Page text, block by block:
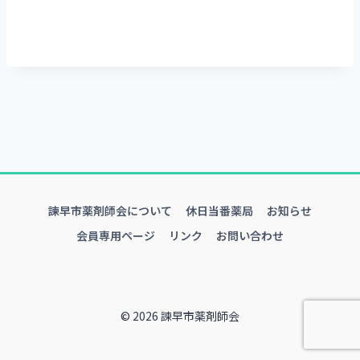
諫早市薬剤師会について 休日当番薬局
お知らせ
会員専用ページ
リンク お問い合わせ
© 2026 諫早市薬剤師会